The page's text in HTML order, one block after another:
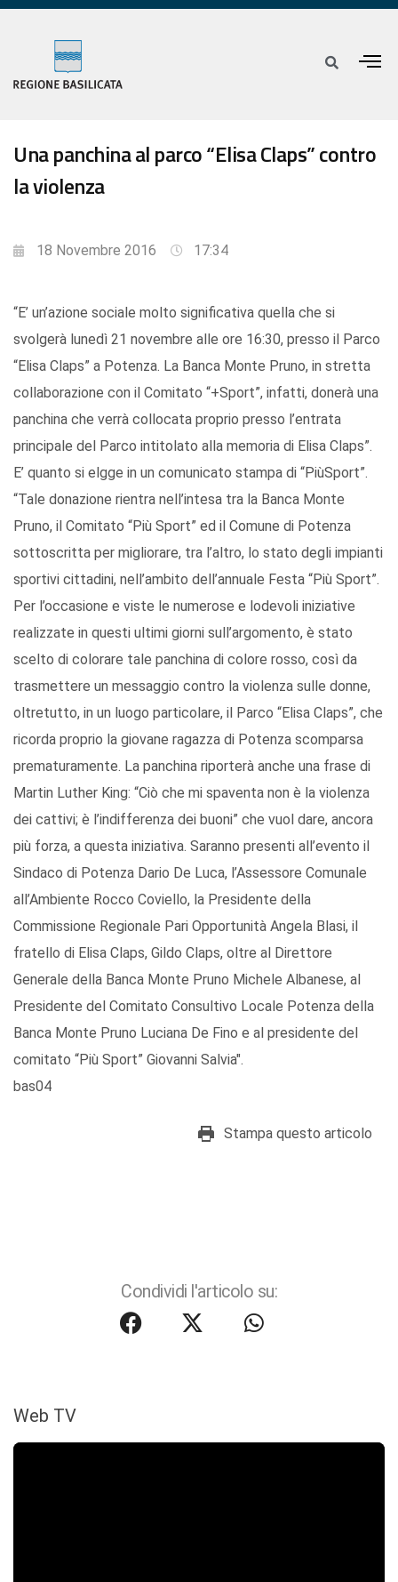
Una panchina al parco “Elisa Claps” contro
la violenza
18 Novembre 2016 17:34
“E’ un’azione sociale molto significativa quella che si
svolgerà lunedì 21 novembre alle ore 16:30, presso il Parco
“Elisa Claps” a Potenza. La Banca Monte Pruno, in stretta
collaborazione con il Comitato “+Sport”, infatti, donerà una
panchina che verrà collocata proprio presso l’entrata
principale del Parco intitolato alla memoria di Elisa Claps”.
E’ quanto si elgge in un comunicato stampa di “PiùSport”.
“Tale donazione rientra nell’intesa tra la Banca Monte
Pruno, il Comitato “Più Sport” ed il Comune di Potenza
sottoscritta per migliorare, tra l’altro, lo stato degli impianti
sportivi cittadini, nell’ambito dell’annuale Festa “Più Sport”.
Per l’occasione e viste le numerose e lodevoli iniziative
realizzate in questi ultimi giorni sull’argomento, è stato
scelto di colorare tale panchina di colore rosso, così da
trasmettere un messaggio contro la violenza sulle donne,
oltretutto, in un luogo particolare, il Parco “Elisa Claps”, che
ricorda proprio la giovane ragazza di Potenza scomparsa
prematuramente. La panchina riporterà anche una frase di
Martin Luther King: “Ciò che mi spaventa non è la violenza
dei cattivi; è l’indifferenza dei buoni” che vuol dare, ancora
più forza, a questa iniziativa. Saranno presenti all’evento il
Sindaco di Potenza Dario De Luca, l’Assessore Comunale
all’Ambiente Rocco Coviello, la Presidente della
Commissione Regionale Pari Opportunità Angela Blasi, il
fratello di Elisa Claps, Gildo Claps, oltre al Direttore
Generale della Banca Monte Pruno Michele Albanese, al
Presidente del Comitato Consultivo Locale Potenza della
Banca Monte Pruno Luciana De Fino e al presidente del
comitato “Più Sport” Giovanni Salvia".
bas04
Stampa questo articolo
Condividi l'articolo su:
Web TV